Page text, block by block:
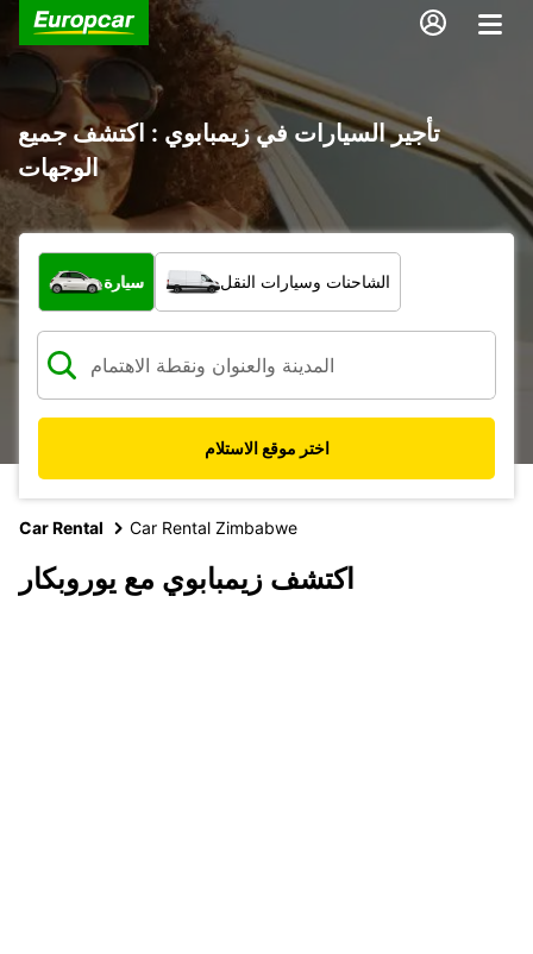
تأجير السيارات في زيمبابوي : اكتشف جميع
الوجهات
ما نوع المركبة؟
سيارة الشاحنات وسيارات النقل
اختر موقع الاستلام
Car Rental Car Rental Zimbabwe
اكتشف زيمبابوي مع يوروبكار